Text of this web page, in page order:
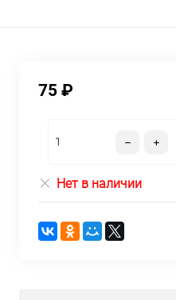
75 ₽
Нет в наличии